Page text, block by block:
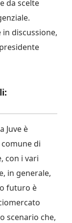
da scelte
discussione,
Juve è
di
con i vari
in generale,
futuro è
scenario che,